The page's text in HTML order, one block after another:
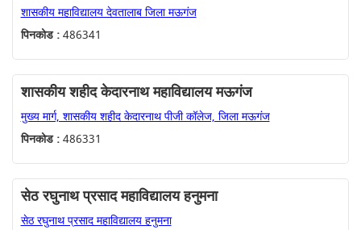
शासकीय महाविद्यालय देवतालाब जिला मऊगंज
पिनकोड :486341
शासकीय शहीद केदारनाथ महाविद्यालय मऊगंज
मुख्य मार्ग, शासकीय शहीद केदारनाथ पीजी कॉलेज, जिला मऊगंज
पिनकोड :486331
सेठ रघुनाथ प्रसाद महाविद्यालय हनुमना
सेठ रघुनाथ प्रसाद महाविद्यालय हनुमना